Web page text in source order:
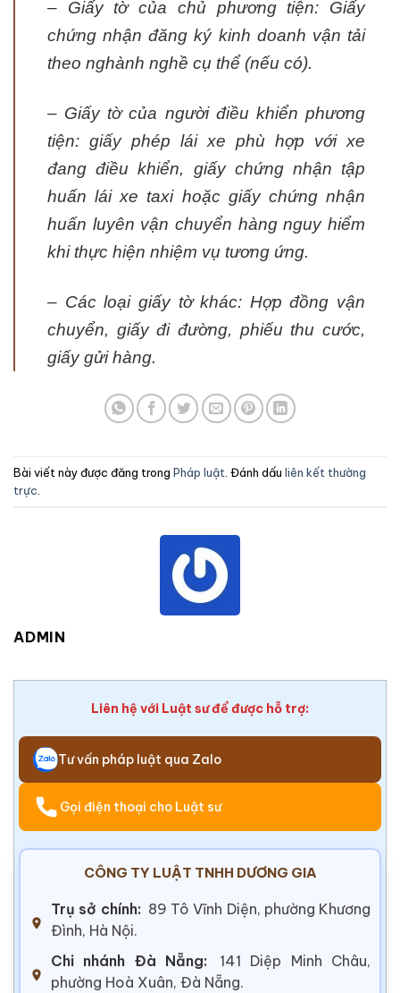
– Giấy tờ của chủ phương tiện: Giấy
chứng nhận đăng ký kinh doanh vận tải
theo nghành nghề cụ thể (nếu có).
– Giấy tờ của người điều khiển phương
tiện: giấy phép lái xe phù hợp với xe
đang điều khiển, giấy chứng nhận tập
huấn lái xe taxi hoặc giấy chứng nhận
huấn luyên vận chuyển hàng nguy hiểm
khi thực hiện nhiệm vụ tương ứng.
– Các loại giấy tờ khác: Hợp đồng vận
chuyển, giấy đi đường, phiếu thu cước,
giấy gửi hàng.
Bài viết này được đăng trong Pháp luật . Đánh dấu liên kết thường
trực
ADMIN
Liên hệ với Luật sư để được hỗ trợ:
Tư vấn pháp luật qua Zalo
Gọi điện thoại cho Luật sư
CÔNG TY LUẬT TNHH DƯƠNG GIA
Trụ sở chính: 89 Tô Vĩnh Diện, phường Khương
Đình, Hà Nội.
Chi nhánh Đà Nẵng:
141 Diệp Minh Châu,
phường Hoà Xuân, Đà Nẵng.